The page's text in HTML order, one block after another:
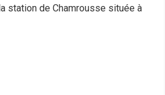
station de Chamrousse située à